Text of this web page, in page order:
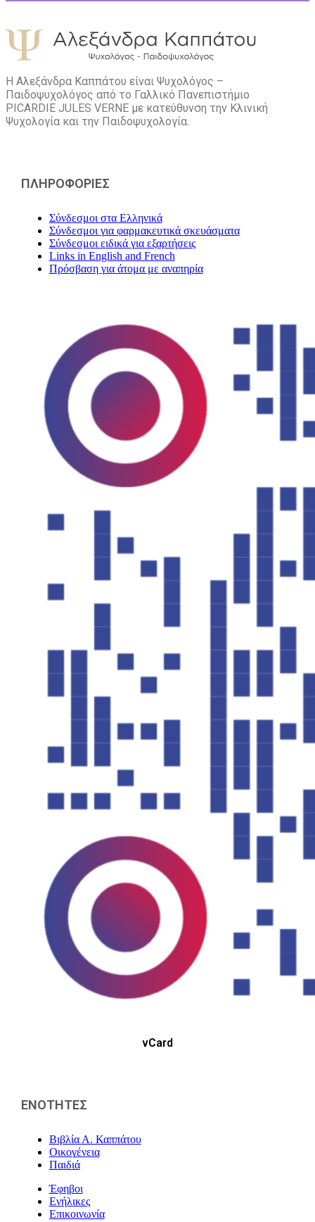
Η Αλεξάνδρα Καππάτου είναι Ψυχολόγος –
Παιδοψυχολόγος από το Γαλλικό Πανεπιστήμιο
PICARDIE JULES VERNE με κατεύθυνση την Kλινική
Ψυχολογία και την Παιδοψυχολογία.
ΠΛΗΡΟΦΟΡΙΕΣ
Σύνδεσμοι στα Ελληνικά
Σύνδεσμοι για φαρμακευτικά σκευάσματα
Σύνδεσμοι ειδικά για εξαρτήσεις
Links in English and French
Πρόσβαση για άτομα με αναπηρία
vCard
ΕΝΟΤΗΤΕΣ
Βιβλία Α. Καππάτου
Οικογένεια
Παιδιά
Έφηβοι
Ενήλικες
Επικοινωνία